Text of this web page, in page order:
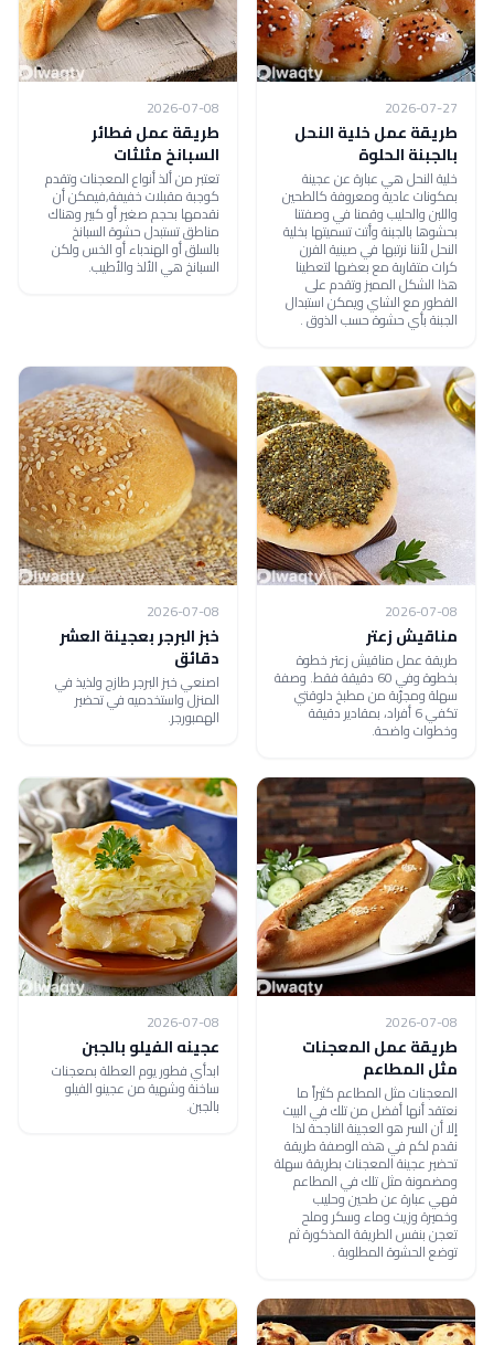
2026-07-27
طريقة عمل خلية النحل
بالجبنة الحلوة
خلية النحل هي عبارة عن عجينة
بمكونات عادية ومعروفة كالطحين
واللبن والحليب وقمنا في وصفتنا
بحشوها بالجبنة وأتت تسميتها بخلية
النحل لأننا نرتبها في صينية الفرن
كرات متقاربة مع بعضها لتعطينا
هذا الشكل المميز وتقدم على
الفطور مع الشاي ويمكن استبدال
الجبنة بأي حشوة حسب الذوق .
2026-07-08
طريقة عمل فطائر
السبانخ مثلثات
تعتبر من ألذ أنواع المعجنات وتقدم
كوجبة مقبلات خفيفة,فيمكن أن
نقدمها بحجم صغير أو كبير وهناك
مناطق تستبدل حشوة السبانخ
بالسلق أو الهندباء أو الخس ولكن
السبانخ هي الألذ والأطيب.
2026-07-08
مناقيش زعتر
طريقة عمل مناقيش زعتر خطوة
بخطوة وفي 60 دقيقة فقط. وصفة
سهلة ومجرّبة من مطبخ دلوقتي
تكفي 6 أفراد، بمقادير دقيقة
وخطوات واضحة.
2026-07-08
خبز البرجر بعجينة العشر
دقائق
اصنعي خبز البرجر طازج ولذيذ في
المنزل واستخدميه في تحضير
الهمبورجر.
2026-07-08
طريقة عمل المعجنات
مثل المطاعم
المعجنات مثل المطاعم كثيراً ما
نعتقد أنها أفضل من تلك في البيت
إلا أن السر هو العجينة الناجحة لذا
نقدم لكم في هذه الوصفة طريقة
تحضير عجينة المعجنات بطريقة سهلة
ومضمونة مثل تلك في المطاعم
فهي عبارة عن طحين وحليب
وخميرة وزيت وماء وسكر وملح
تعجن بنفس الطريقة المذكورة ثم
توضع الحشوة المطلوبة .
2026-07-08
عجينه الفيلو بالجبن
ابدأي فطور يوم العطلة بمعجنات
ساخنة وشهية من عجينو الفيلو
بالجبن.